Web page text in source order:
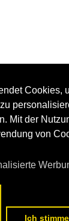
Cookies,
Mit der
von
Ich